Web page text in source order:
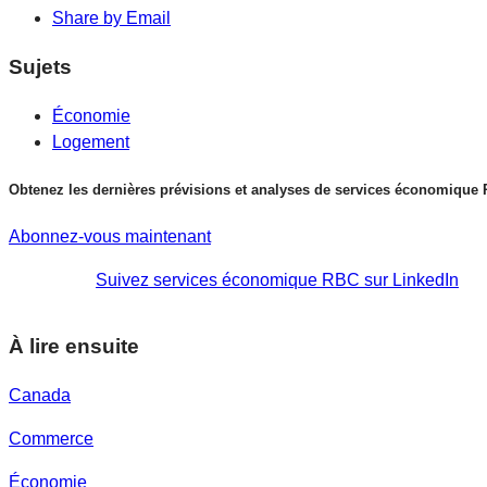
Share by Email
Sujets
Économie
Logement
Obtenez les dernières prévisions et analyses de services économique
Abonnez-vous maintenant
Suivez services économique RBC sur LinkedIn
À lire ensuite
Canada
Commerce
Économie